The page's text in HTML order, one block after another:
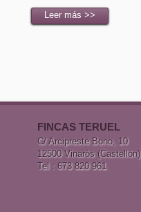
Leer más >>
FINCAS TERUEL
C/ Arcipreste Bono, 10
12500 Vinaròs (Castellón)
Tel : 673 820 961